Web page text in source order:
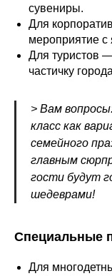
сувениры.
Для
мероприятие с
Для туристов
частичку
> Вам
класс как
семейного
главным
гости будут
шедеврами!
Специальные
Для